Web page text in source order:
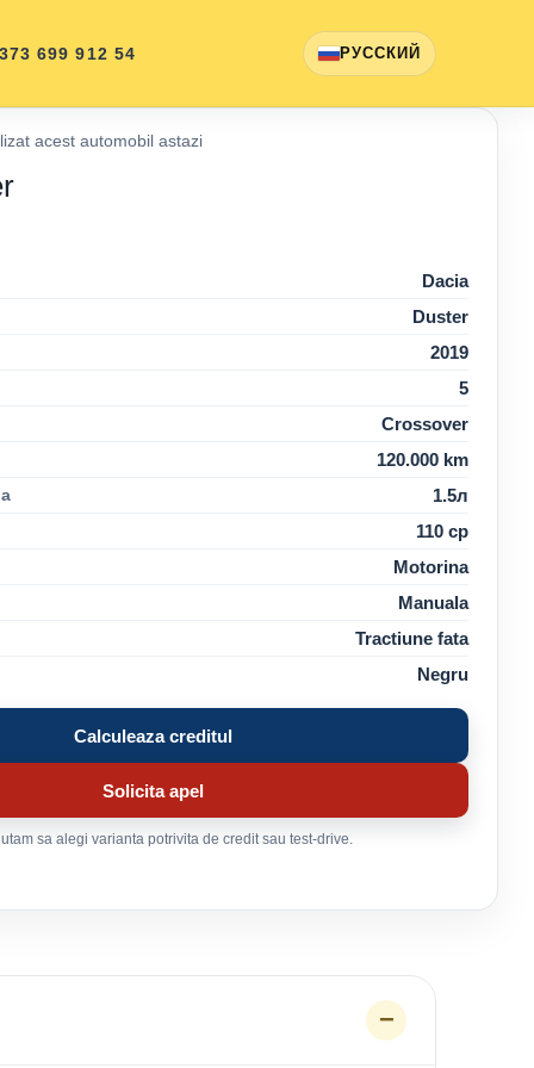
699 912 54 РУССКИЙ
acest automobil astazi
Dacia
Duster
2019
5
Crossover
120.000 km
1.5л
110 cp
Motorina
Manuala
Tractiune fata
Negru
Calculeaza creditul
Solicita apel
sa alegi varianta potrivita de credit sau test-drive.
−